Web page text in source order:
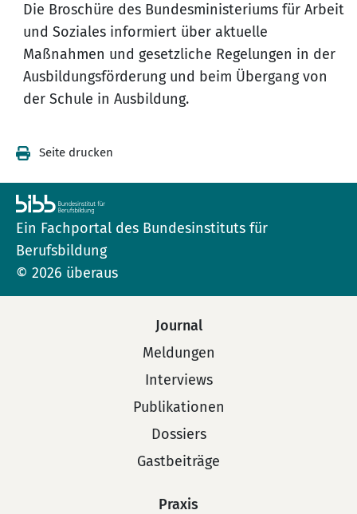
Die Broschüre des Bundesministeriums für Arbeit
und Soziales informiert über aktuelle
Maßnahmen und gesetzliche Regelungen in der
Ausbildungsförderung und beim Übergang von
der Schule in Ausbildung.
Seite drucken
Ein Fachportal des Bundesinstituts für
Berufsbildung
© 2026 überaus
Journal
Meldungen
Interviews
Publikationen
Dossiers
Gastbeiträge
Praxis